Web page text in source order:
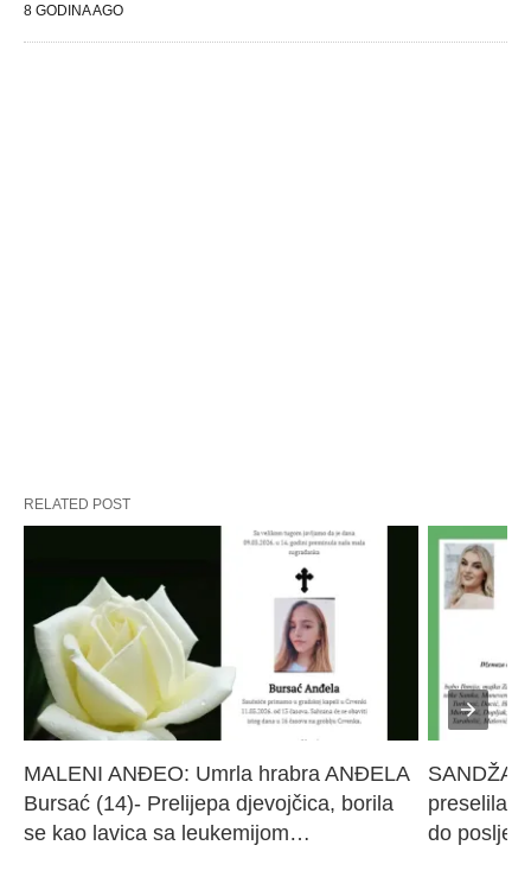
8 GODINA AGO
RELATED POST
MALENI ANĐEO: Umrla hrabra ANĐELA
Bursać (14)- Prelijepa djevojčica, borila
se kao lavica sa leukemijom…
preselila
do